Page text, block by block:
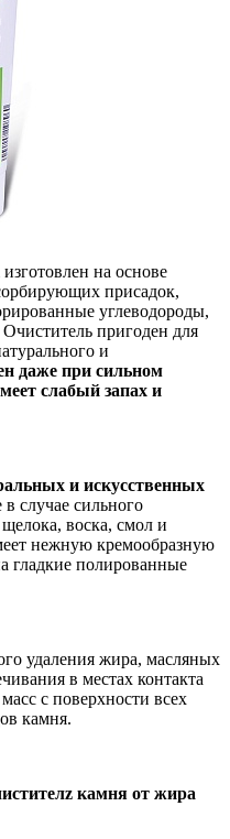
на основе
присадок,
углеводороды,
пригоден для
и
даже при сильном
слабый запах и
и искусственных
случае сильного
воска, смол и
нежную кремообразную
гладкие полированные
удаления жира, масляных
в местах контакта
с поверхности всех
камня.
камня от жира